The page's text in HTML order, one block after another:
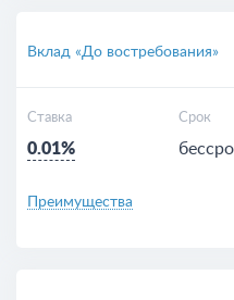
Вклад «До востребования»
Ставка
0.01%
Срок
Преимущества